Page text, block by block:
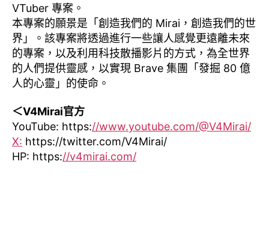
VTuber 專案。
本專案的願景是「創造我們的 Mirai，創造我們的世
界」。該專案將透過進行一些讓人感覺更遠離未來
的專案，以及利用科技散播影片的方式，為全世界
的人們提供靈感，以實現 Brave 集團「發掘 80 億
人的心靈」的使命。
＜V4Mirai官方
YouTube: https://www.youtube.com/@V4Mirai/
X: https://twitter.com/V4Mirai/
HP: https://v4mirai.com/